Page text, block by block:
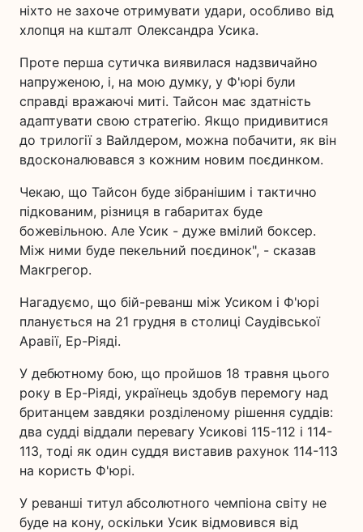
ніхто не захоче отримувати удари, особливо від
хлопця на кшталт Олександра Усика.
Проте перша сутичка виявилася надзвичайно
напруженою, і, на мою думку, у Ф'юрі були
справді вражаючі миті. Тайсон має здатність
адаптувати свою стратегію. Якщо придивитися
до трилогії з Вайлдером, можна побачити, як він
вдосконалювався з кожним новим поєдинком.
Чекаю, що Тайсон буде зібранішим і тактично
підкованим, різниця в габаритах буде
божевільною. Але Усик - дуже вмілий боксер.
Між ними буде пекельний поєдинок", - сказав
Макгрегор.
Нагадуємо, що бій-реванш між Усиком і Ф'юрі
планується на 21 грудня в столиці Саудівської
Аравії, Ер-Ріяді.
У дебютному бою, що пройшов 18 травня цього
року в Ер-Ріяді, українець здобув перемогу над
британцем завдяки розділеному рішення суддів:
два судді віддали перевагу Усикові 115-112 і 114-
113, тоді як один суддя виставив рахунок 114-113
на користь Ф'юрі.
У реванші титул абсолютного чемпіона світу не
буде на кону, оскільки Усик відмовився від